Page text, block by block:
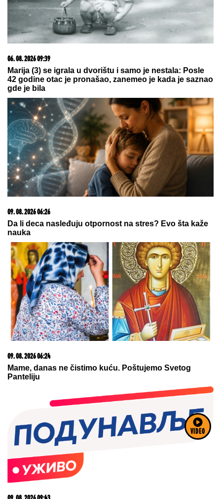
VIDEO
Komfor po meri klijenata: nova linija paketa ALTA
banke
09. 08. 2026 12:00
BUMERANG ZA ZELENSKOG: Napadi duboko u Rusiji
nisu doneli rezultat - Kijev plaća visoku cenu
09. 08. 2026 12:12
"SLUŽIM SAMO SRBIJI, NAUČITE TO JEDANPUT"
Moćna poruka Vučića kibicerima: Uložio sam ceo svoj
život da bi Srbija vodila nezavisnu politiku
09. 08. 2026 11:54
Ana Ivanović ovo sprema za ručak: Zdravo, ukusno i
brzo